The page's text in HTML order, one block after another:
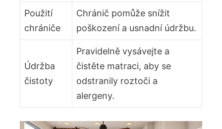
Použití
⁤chrániče
Chránič pomůže snížit
poškození a usnadní⁢ údržbu.
Údržba
čistoty
Pravidelně vysávejte a
čistěte matraci, aby se
odstranily roztoči a
alergeny.